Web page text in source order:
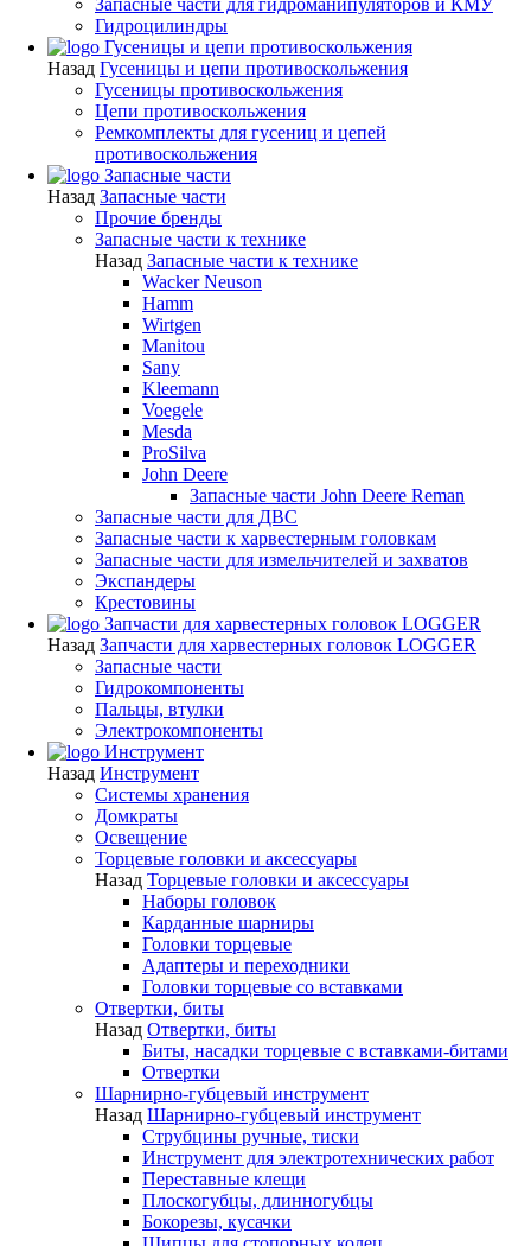
Гидроцилиндры
Гусеницы и цепи противоскольжения
Назад Гусеницы и цепи противоскольжения
Гусеницы противоскольжения
Цепи противоскольжения
Ремкомплекты для гусениц и цепей
противоскольжения
Запасные части
Назад Запасные части
Прочие бренды
Запасные части к технике
Назад Запасные части к технике
Wacker Neuson
Hamm
Wirtgen
Manitou
Sany
Kleemann
Voegele
Mesda
ProSilva
John Deere
Запасные части John Deere Reman
Запасные части для ДВС
Запасные части к харвестерным головкам
Запасные части для измельчителей и захватов
Экспандеры
Крестовины
Запчасти для харвестерных головок LOGGER
Назад Запчасти для харвестерных головок LOGGER
Запасные части
Гидрокомпоненты
Пальцы, втулки
Электрокомпоненты
Инструмент
Назад Инструмент
Системы хранения
Домкраты
Освещение
Торцевые головки и аксессуары
Назад Торцевые головки и аксессуары
Наборы головок
Карданные шарниры
Головки торцевые
Адаптеры и переходники
Головки торцевые со вставками
Отвертки, биты
Назад Отвертки, биты
Биты, насадки торцевые с вставками-битами
Отвертки
Шарнирно-губцевый инструмент
Назад Шарнирно-губцевый инструмент
Струбцины ручные, тиски
Инструмент для электротехнических работ
Переставные клещи
Плоскогубцы, длинногубцы
Бокорезы, кусачки